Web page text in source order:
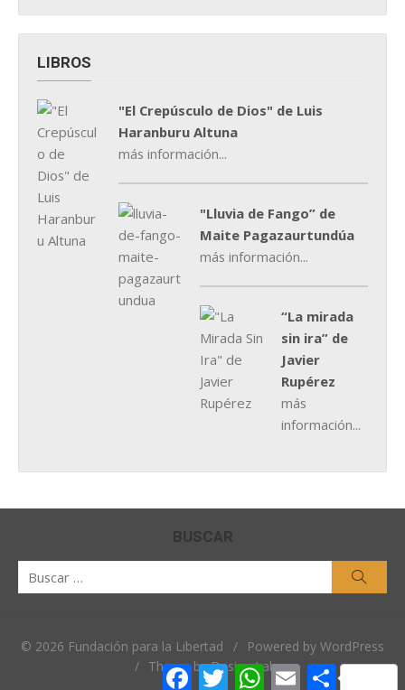
LIBROS
"El Crepúsculo de Dios" de Luis
Haranburu Altuna
más información...
"Lluvia de Fango” de
Maite Pagazaurtundúa
más información...
“La mirada
sin ira” de
Javier
Rupérez
más
información...
BUSCAR
© 2026 Fundación para la Libertad /
Powered by WordPress
/ Theme by Design Lab
Facebook
TwitterWhatsApp
EmailCompartir